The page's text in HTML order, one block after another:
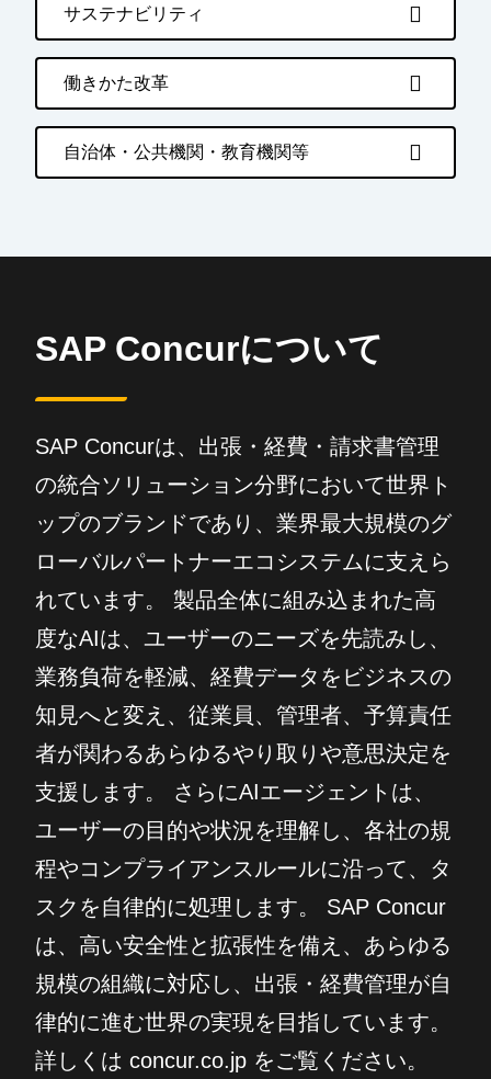
サステナビリティ
働きかた改革
自治体・公共機関・教育機関等
SAP Concurについて
SAP Concurは、出張・経費・請求書管理
の統合ソリューション分野において世界ト
ップのブランドであり、業界最大規模のグ
ローバルパートナーエコシステムに支えら
れています。 製品全体に組み込まれた高
度なAIは、ユーザーのニーズを先読みし、
業務負荷を軽減、経費データをビジネスの
知見へと変え、従業員、管理者、予算責任
者が関わるあらゆるやり取りや意思決定を
支援します。 さらにAIエージェントは、
ユーザーの目的や状況を理解し、各社の規
程やコンプライアンスルールに沿って、タ
スクを自律的に処理します。 SAP Concur
は、高い安全性と拡張性を備え、あらゆる
規模の組織に対応し、出張・経費管理が自
律的に進む世界の実現を目指しています。
詳しくは concur.co.jp をご覧ください。